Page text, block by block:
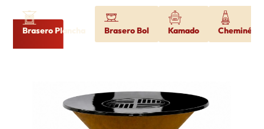
Brasero Plancha Brasero Bol Kamado Cheminée